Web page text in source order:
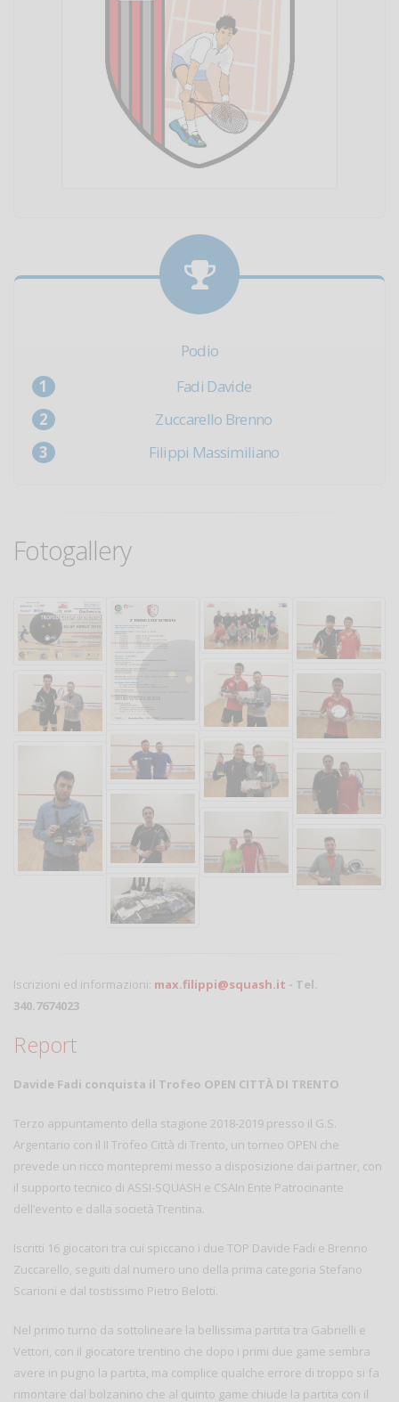
Podio
Fadi Davide
Zuccarello Brenno
Filippi Massimiliano
Fotogallery
Iscrizioni ed informazioni: max.filippi@squash.it - Tel.
340.7674023
Report
Davide Fadi conquista il Trofeo OPEN CITTÀ DI TRENTO
Terzo appuntamento della stagione 2018-2019 presso il G.S.
Argentario con il II Trofeo Città di Trento, un torneo OPEN che
prevede un ricco montepremi messo a disposizione dai partner, con
il supporto tecnico di ASSI-SQUASH e CSAIn Ente Patrocinante
dell’evento e dalla società Trentina.
Iscritti 16 giocatori tra cui spiccano i due TOP Davide Fadi e Brenno
Zuccarello, seguiti dal numero uno della prima categoria Stefano
Scarioni e dal tostissimo Pietro Belotti.
Nel primo turno da sottolineare la bellissima partita tra Gabrielli e
Vettori, con il giocatore trentino che dopo i primi due game sembra
avere in pugno la partita, ma complice qualche errore di troppo si fa
rimontare dal bolzanino che al quinto game chiude la partita con il